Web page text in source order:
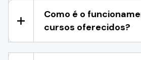
Como é o
cursos oferecidos?